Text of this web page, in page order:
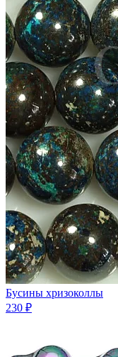
Бусины хризоколлы
230 ₽